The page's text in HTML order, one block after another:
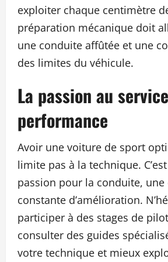
exploiter chaque centimètre
préparation mécanique doit
une conduite affûtée et une
des limites du véhicule.
La passion au
performance
Avoir une voiture de sport
limite pas à la technique.
passion pour la conduite, une
constante d’amélioration.
participer à des stages de
consulter des guides
votre technique et mieux